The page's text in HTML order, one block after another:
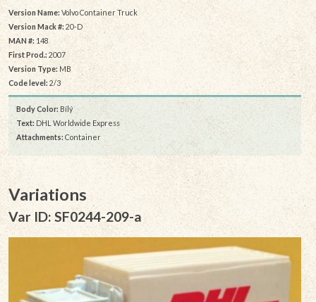
Version Name: Volvo Container Truck
Version Mack #:20-D
MAN #:148
First Prod.: 2007
Version Type: MB
Code level: 2/3
Body Color: Bílý
Text: DHL Worldwide Express
Attachments: Container
Variations
Var ID: SF0244-209-a